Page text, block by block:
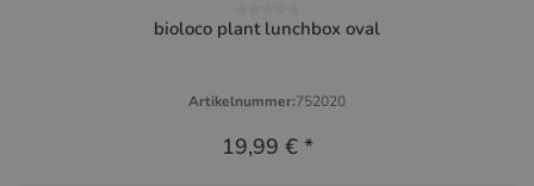
bioloco plant lunchbox oval
Artikelnummer:752020
19,99 € *